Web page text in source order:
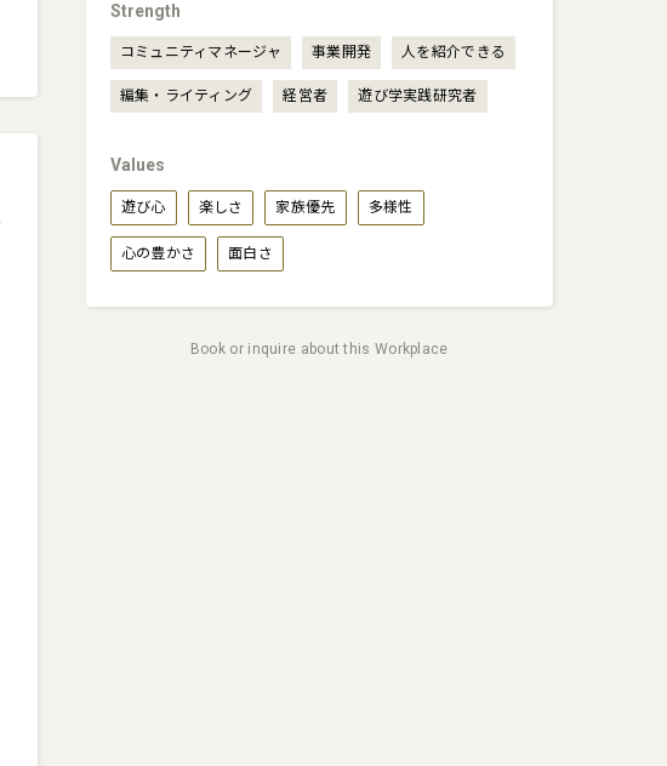
Strength
コミュニティマネージャ 事業開発 人を紹介できる
編集・ライティング 経営者 遊び学実践研究者
Values
遊び心 楽しさ 家族優先 多様性
心の豊かさ 面白さ
Book or inquire about this Workplace